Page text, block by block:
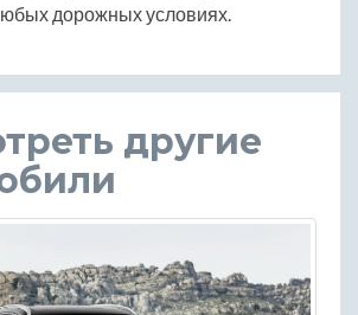
дорожных условиях.
другие